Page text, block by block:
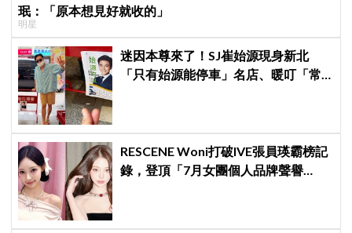
珉：「原本想見好就收的」
明星
迷因本尊來了！SJ崔始源現身新北
「只有始源能停車」名店、暖叮「常
RESCENE Woni打破IVE張員瑛霸榜記
錄，登頂「7月女團個人品牌聲譽